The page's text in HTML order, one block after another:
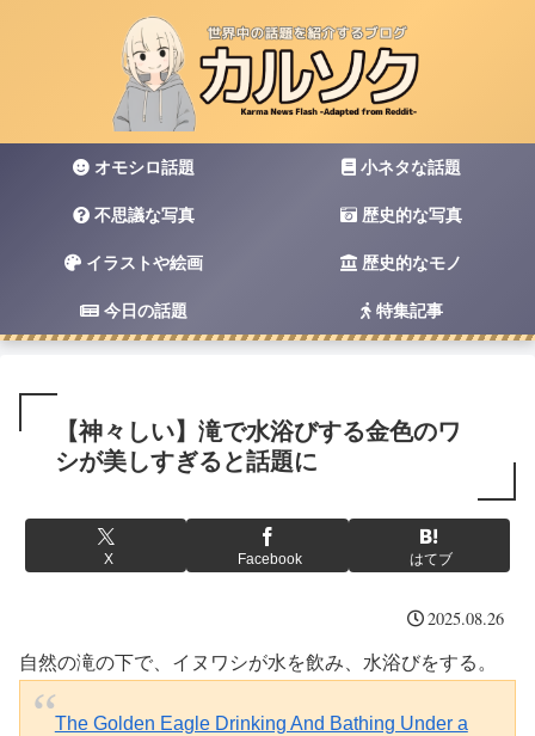
オモシロ話題 小ネタな話題
不思議な写真 歴史的な写真
イラストや絵画 歴史的なモノ
今日の話題 特集記事
【神々しい】滝で水浴びする金色のワ
シが美しすぎると話題に
X Facebook はてブ
2025.08.26
自然の滝の下で、イヌワシが水を飲み、水浴びをする。
The Golden Eagle Drinking And Bathing Under a